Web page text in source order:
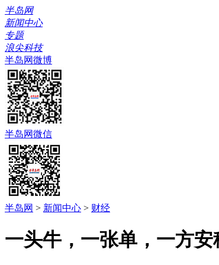
半岛网
新闻中心
专题
浪尖科技
半岛网微博
半岛网微信
半岛网 > 新闻中心 > 财经
一头牛，一张单，一方